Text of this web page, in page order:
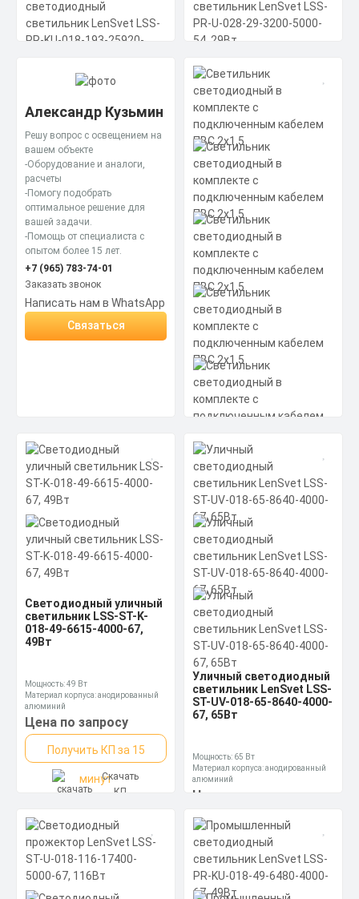
Промышленный
светодиодный
PR-KU-018-193-25920-
4000-67, 193Вт
Мощность: 193 Вт
Материал корпуса: анодированный
Производитель источника питания:
Аргос-Трейд (производство Россия)
Цена по запросу
Получить КП за 15
минут
Светодиодный
светильник LenSvet LSS-
PR-U-028-29-3200-5000-
54, 29Вт
Мощность: 29 Вт
Материал корпуса: полистирол
мм
Цена по запросу
Получить КП за 15
минутСкачать
Александр Кузьмин
Решу вопрос с освещением на
вашем объекте
-Оборудование и аналоги,
расчеты
-Помогу подобрать
оптимальное решение для
вашей задачи.
-Помощь от специалиста с
опытом более 15 лет.
+7 (965) 783-74-01
Заказать звонок
Написать нам в WhatsApp
Связаться
светодиодный в
подключенным кабелем
ПВС 2х1,5
Мощность: 60 Вт
Светодиодный уличный
светильник LSS-ST-K-
018-49-6615-4000-67,
49Вт
Мощность: 49 Вт
Материал корпуса: анодированный
алюминий
Производитель источника питания:
Россия
Цена по запросу
Получить КП за 15
минутСкачать
КП
Уличный светодиодный
светильник LenSvet LSS-
ST-UV-018-65-8640-4000-
67, 65Вт
Мощность: 65 Вт
Материал корпуса: анодированный
алюминий
Производитель источника питания:
Цена по запросу
Получить КП за 15
минутСкачать
КП